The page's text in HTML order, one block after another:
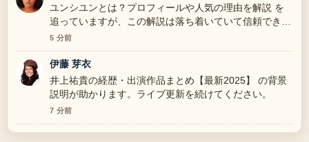
ユンシユンとは？プロフィールや人気の理由を解説 を
追っていますが、この解説は落ち着いていて信頼できま
す。
5 分前
伊藤 芽衣
井上祐貴の経歴・出演作品まとめ【最新2025】 の背景
説明が助かります。ライブ更新を続けてください。
7 分前